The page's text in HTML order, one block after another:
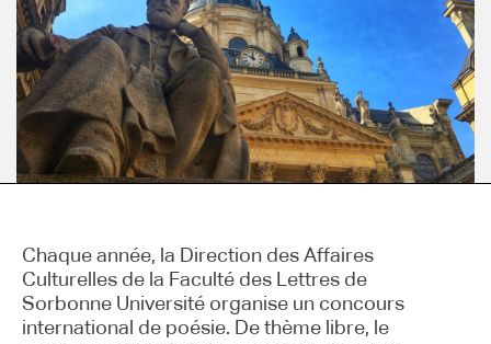
Chaque année, la Direction des Affaires
Culturelles de la Faculté des Lettres de
Sorbonne Université organise un concours
international de poésie. De thème libre, le